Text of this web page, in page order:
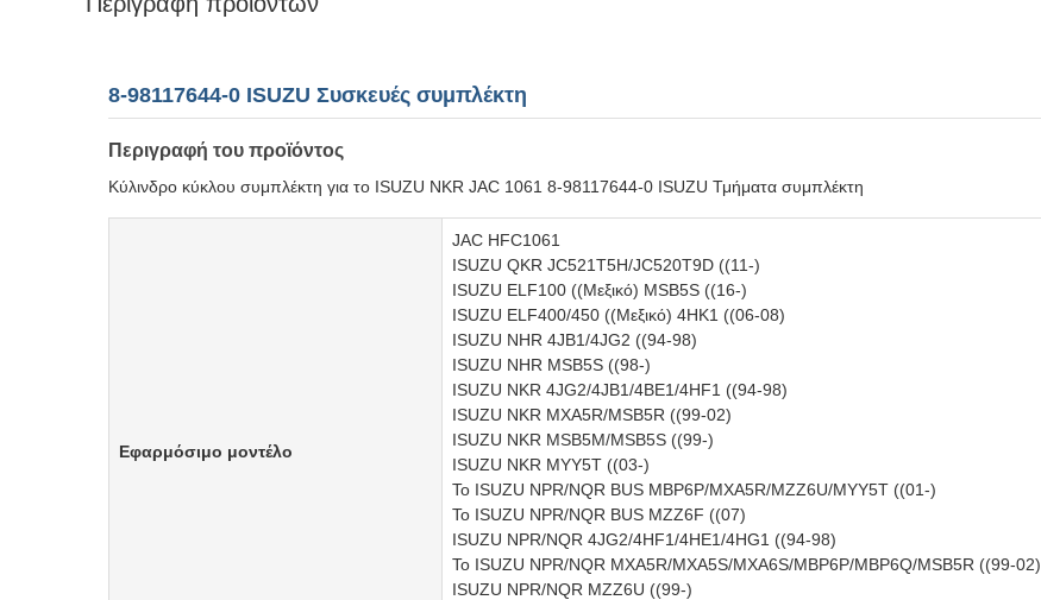
8-98117644-0 ISUZU Συσκευές συμπλέκτη
Περιγραφή του προϊόντος
Κύλινδρο κύκλου συμπλέκτη για το ISUZU NKR JAC 1061 8-98117644-0 ISUZU Τμήματα συμπλέκτη
Εφαρμόσιμο μοντέλο
JAC HFC1061
ISUZU QKR JC521T5H/JC520T9D ((11-)
ISUZU ELF100 ((Μεξικό) MSB5S ((16-)
ISUZU ELF400/450 ((Μεξικό) 4HK1 ((06-08)
ISUZU NHR 4JB1/4JG2 ((94-98)
ISUZU NHR MSB5S ((98-)
ISUZU NKR 4JG2/4JB1/4BE1/4HF1 ((94-98)
ISUZU NKR MXA5R/MSB5R ((99-02)
ISUZU NKR MSB5M/MSB5S ((99-)
ISUZU NKR MYY5T ((03-)
Το ISUZU NPR/NQR BUS MBP6P/MXA5R/MZZ6U/MYY5T ((01-)
Το ISUZU NPR/NQR BUS MZZ6F ((07)
ISUZU NPR/NQR 4JG2/4HF1/4HE1/4HG1 ((94-98)
Το ISUZU NPR/NQR MXA5R/MXA5S/MXA6S/MBP6P/MBP6Q/MSB5R ((99-02)
ISUZU NPR/NQR MZZ6U ((99-)